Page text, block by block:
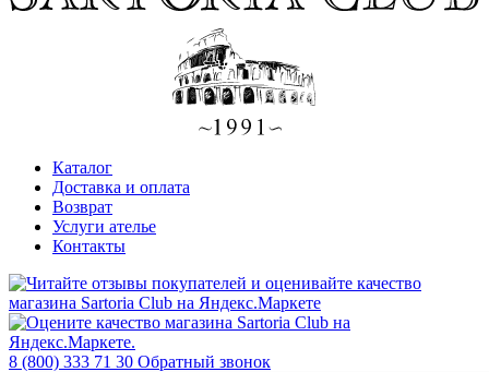
Каталог
Доставка и оплата
Возврат
Услуги ателье
Контакты
8 (800) 333 71 30 Обратный звонок